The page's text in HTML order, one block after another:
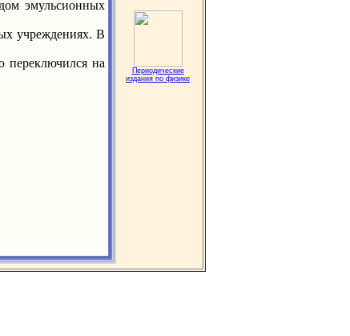
эмульсионных
учреждениях. В
на
Периодические
издания по физике